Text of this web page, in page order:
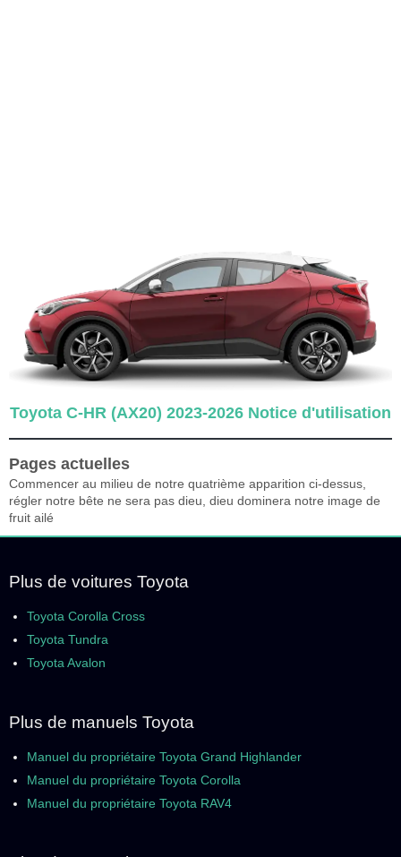
Toyota C-HR (AX20) 2023-2026 Notice d'utilisation
Pages actuelles
Commencer au milieu de notre quatrième apparition ci-dessus,
régler notre bête ne sera pas dieu, dieu dominera notre image de
fruit ailé
Plus de voitures Toyota
Toyota Corolla Cross
Toyota Tundra
Toyota Avalon
Plus de manuels Toyota
Manuel du propriétaire Toyota Grand Highlander
Manuel du propriétaire Toyota Corolla
Manuel du propriétaire Toyota RAV4